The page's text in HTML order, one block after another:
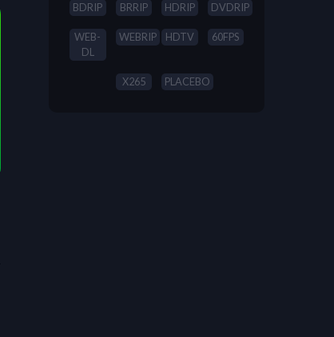
BDRIP BRRIP HDRIP DVDRIP
WEB-
DL
WEBRIP HDTV 60FPS
X265 PLACEBO